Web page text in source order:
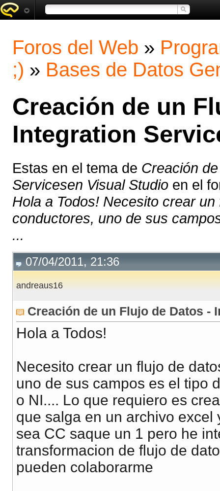
Foros del Web »
;) » Bases de Datos
Creación de un
Integration
Estas en el tema de Creación
Servicesen Visual Studio en el
Hola a Todos! Necesito crear
conductores, uno de sus
...
07/04/2011, 21:36
andreaus16
Creación de un Flujo de Datos -
Hola a Todos!
Necesito crear un flujo de
uno de sus campos es el tipo
o NI.... Lo que requiero es
que salga en un archivo
sea CC saque un 1 pero he
transformacion de flujo de
pueden colaborarme